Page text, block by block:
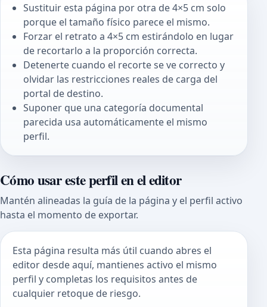
Sustituir esta página por otra de 4×5 cm solo
porque el tamaño físico parece el mismo.
Forzar el retrato a 4×5 cm estirándolo en lugar
de recortarlo a la proporción correcta.
Detenerte cuando el recorte se ve correcto y
olvidar las restricciones reales de carga del
portal de destino.
Suponer que una categoría documental
parecida usa automáticamente el mismo
perfil.
Cómo usar este perfil en el editor
Mantén alineadas la guía de la página y el perfil activo
hasta el momento de exportar.
Esta página resulta más útil cuando abres el
editor desde aquí, mantienes activo el mismo
perfil y completas los requisitos antes de
cualquier retoque de riesgo.